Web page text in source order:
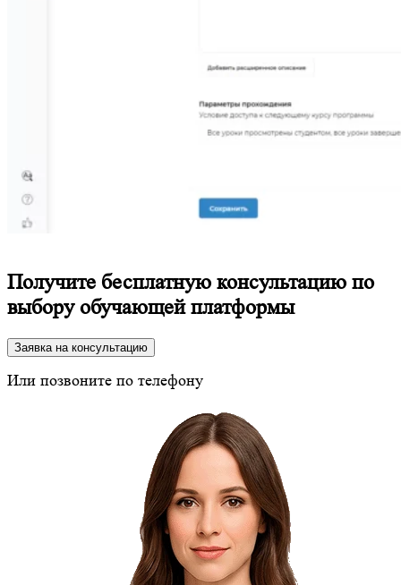
Получите бесплатную консультацию по
выбору обучающей платформы
Заявка на консультацию
Или позвоните по телефону